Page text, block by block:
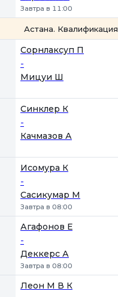
Завтра в 11:00
Астана. Квалификация
Сорнлаксуп П
-
Мицуи Ш
Синклер К
-
Качмазов А
Исомура К
-
Сасикумар М
Завтра в 08:00
Агафонов Е
-
Деккерс А
Завтра в 08:00
Леон М В К